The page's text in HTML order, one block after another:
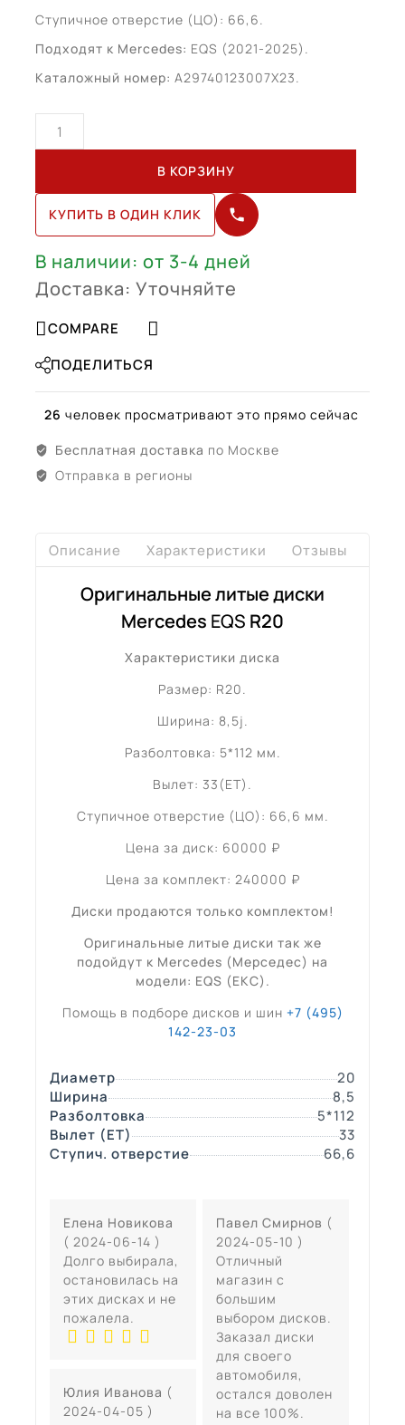
Ступичное отверстие (ЦО): 66,6.
Подходят к Mercedes: EQS (2021-2025).
Каталожный номер: A29740123007X23.
товара
R20
(A29740123007X23)
В КОРЗИНУ
КУПИТЬ В ОДИН КЛИК
В наличии: от 3-4 дней
Доставка: Уточняйте
COMPARE
ПОДЕЛИТЬСЯ
26 человек просматривают это прямо сейчас
Бесплатная доставка по Москве
Отправка в регионы
Описание Характеристики Отзывы
Оригинальные литые диски
Mercedes EQS R20
Характеристики диска
Размер: R20.
Ширина: 8,5j.
Разболтовка: 5*112 мм.
Вылет: 33(ET).
Ступичное отверстие (ЦО): 66,6 мм.
Цена за диск: 60000 ₽
Цена за комплект: 240000 ₽
Диски продаются только комплектом!
Оригинальные литые диски так же
подойдут к Mercedes (Мерседес) на
модели: EQS (ЕКС).
Помощь в подборе дисков и шин +7 (495)
142-23-03
Диаметр
20
Ширина
8,5
Разболтовка
5*112
Вылет (ЕТ)
33
Ступич. отверстие
66,6
Елена Новикова
( 2024-06-14 )
Долго выбирала,
остановилась на
этих дисках и не
пожалела.
Юлия Иванова (
2024-04-05 )
Павел Смирнов (
2024-05-10 )
Отличный
магазин с
большим
выбором дисков.
Заказал диски
для своего
автомобиля,
остался доволен
на все 100%.